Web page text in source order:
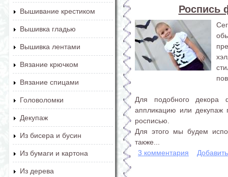
Вышивание крестиком
Вышивка гладью
Вышивка лентами
Вязание крючком
Вязание спицами
Головоломки
Декупаж
Из бисера и бусин
Из бумаги и картона
Из дерева
Роспись
Для подобного декора
аппликацию или декупаж
росписью.
Для этого мы будем
также...
3 комментария